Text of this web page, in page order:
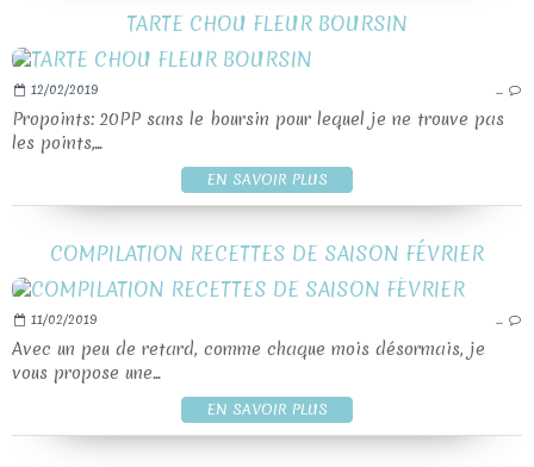
TARTE CHOU FLEUR BOURSIN
12/02/2019 …
Propoints: 20PP sans le boursin pour lequel je ne trouve pas
les points,...
EN SAVOIR PLUS
COMPILATION RECETTES DE SAISON FÉVRIER
11/02/2019 …
Avec un peu de retard, comme chaque mois désormais, je
vous propose une...
EN SAVOIR PLUS